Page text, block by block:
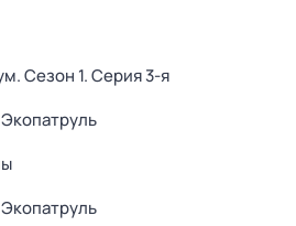
. Сезон 1. Серия 3-я